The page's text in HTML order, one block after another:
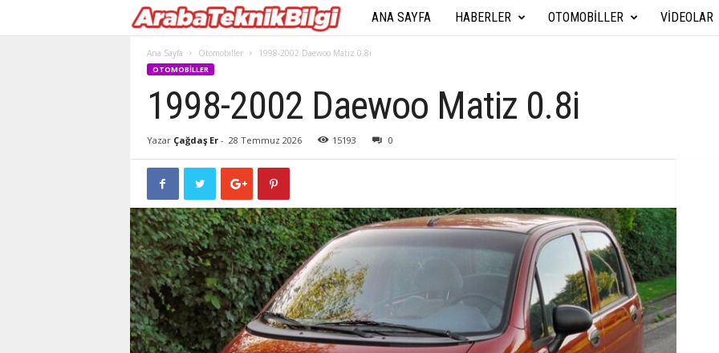
r
b
a
e
k
i
ANA SAYFA HABERLER OTOMOBILLER VIDEOLAR
Ana Sayfa Otomobiller 1998-2002 Daewoo Matiz 0.8i
OTOMOBILLER
1998-2002 Daewoo Matiz 0.8i
Yazar Çağdaş Er- 28 Temmuz 2026 15193 0